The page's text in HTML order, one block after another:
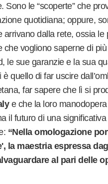
Sono le “scoperte” che
quotidiana; oppure,
arrivano dalla rete, ossia le
che vogliono saperne di
le sue garanzie e la sua
quello di far uscire
far sapere che lì si
e che la loro
il futuro di una
“Nella omologazione
la maestria espressa
al pari delle